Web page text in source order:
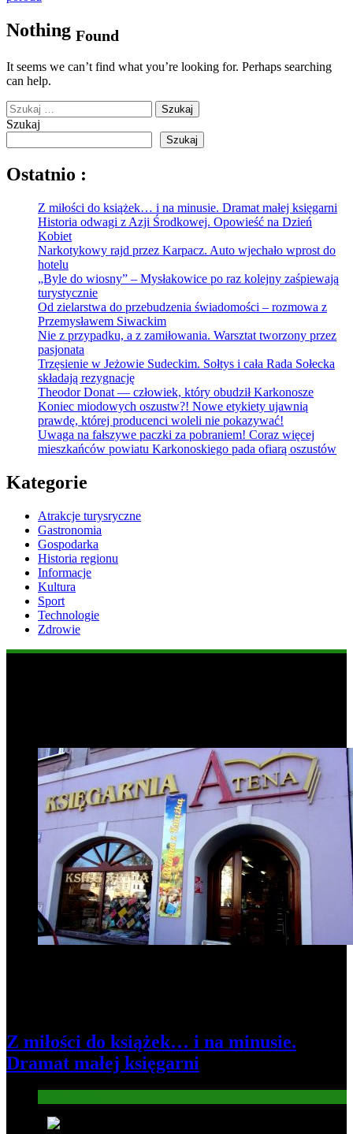
Nothing Found
It seems we can’t find what you’re looking for. Perhaps searching
can help.
Szukaj:
Szukaj
Szukaj
Ostatnio :
Z miłości do książek… i na minusie. Dramat małej księgarni
Historia odwagi z Azji Środkowej. Opowieść na Dzień
Kobiet
Narkotykowy rajd przez Karpacz. Auto wjechało wprost do
hotelu
„Byle do wiosny” – Mysłakowice po raz kolejny zaśpiewają
turystycznie
Od zielarstwa do przebudzenia świadomości – rozmowa z
Przemysławem Siwackim
Nie z przypadku, a z zamiłowania. Warsztat tworzony przez
pasjonata
Trzęsienie w Jeżowie Sudeckim. Sołtys i cała Rada Sołecka
składają rezygnację
Theodor Donat — człowiek, który obudził Karkonosze
Koniec miodowych oszustw?! Nowe etykiety ujawnią
prawdę, której producenci woleli nie pokazywać!
Uwaga na fałszywe paczki za pobraniem! Coraz więcej
mieszkańców powiatu Karkonoskiego pada ofiarą oszustów
Kategorie
Atrakcje turysryczne
Gastronomia
Gospodarka
Historia regionu
Informacje
Kultura
Sport
Technologie
Zdrowie
Z miłości do książek… i na minusie.
Dramat małej księgarni